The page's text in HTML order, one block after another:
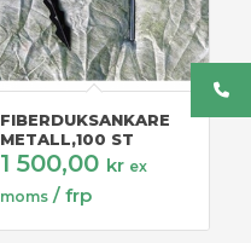
FIBERDUKSANKARE
METALL,100 ST
1 500,00 kr ex
moms / frp